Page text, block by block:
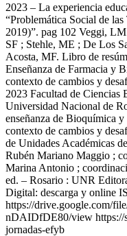
2023 – La experiencia
“Problemática Social de
2019)”. pag 102 Veggi,
SF ; Stehle, ME ; De Los
Acosta, MF. Libro de
Enseñanza de Farmacia y
contexto de cambios y
2023 Facultad de Ciencias
Universidad Nacional de
enseñanza de Bioquímica
contexto de cambios y
de Unidades Académicas
Rubén Mariano Maggio ;
Marina Antonio ;
ed. – Rosario : UNR
Digital: descarga y online
https://drive.google.com/
nDAIDfDE80/view https://
jornadas-efyb